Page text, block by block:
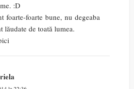
:D
foarte-foarte bune, nu degeaba
lăudate de toată lumea.